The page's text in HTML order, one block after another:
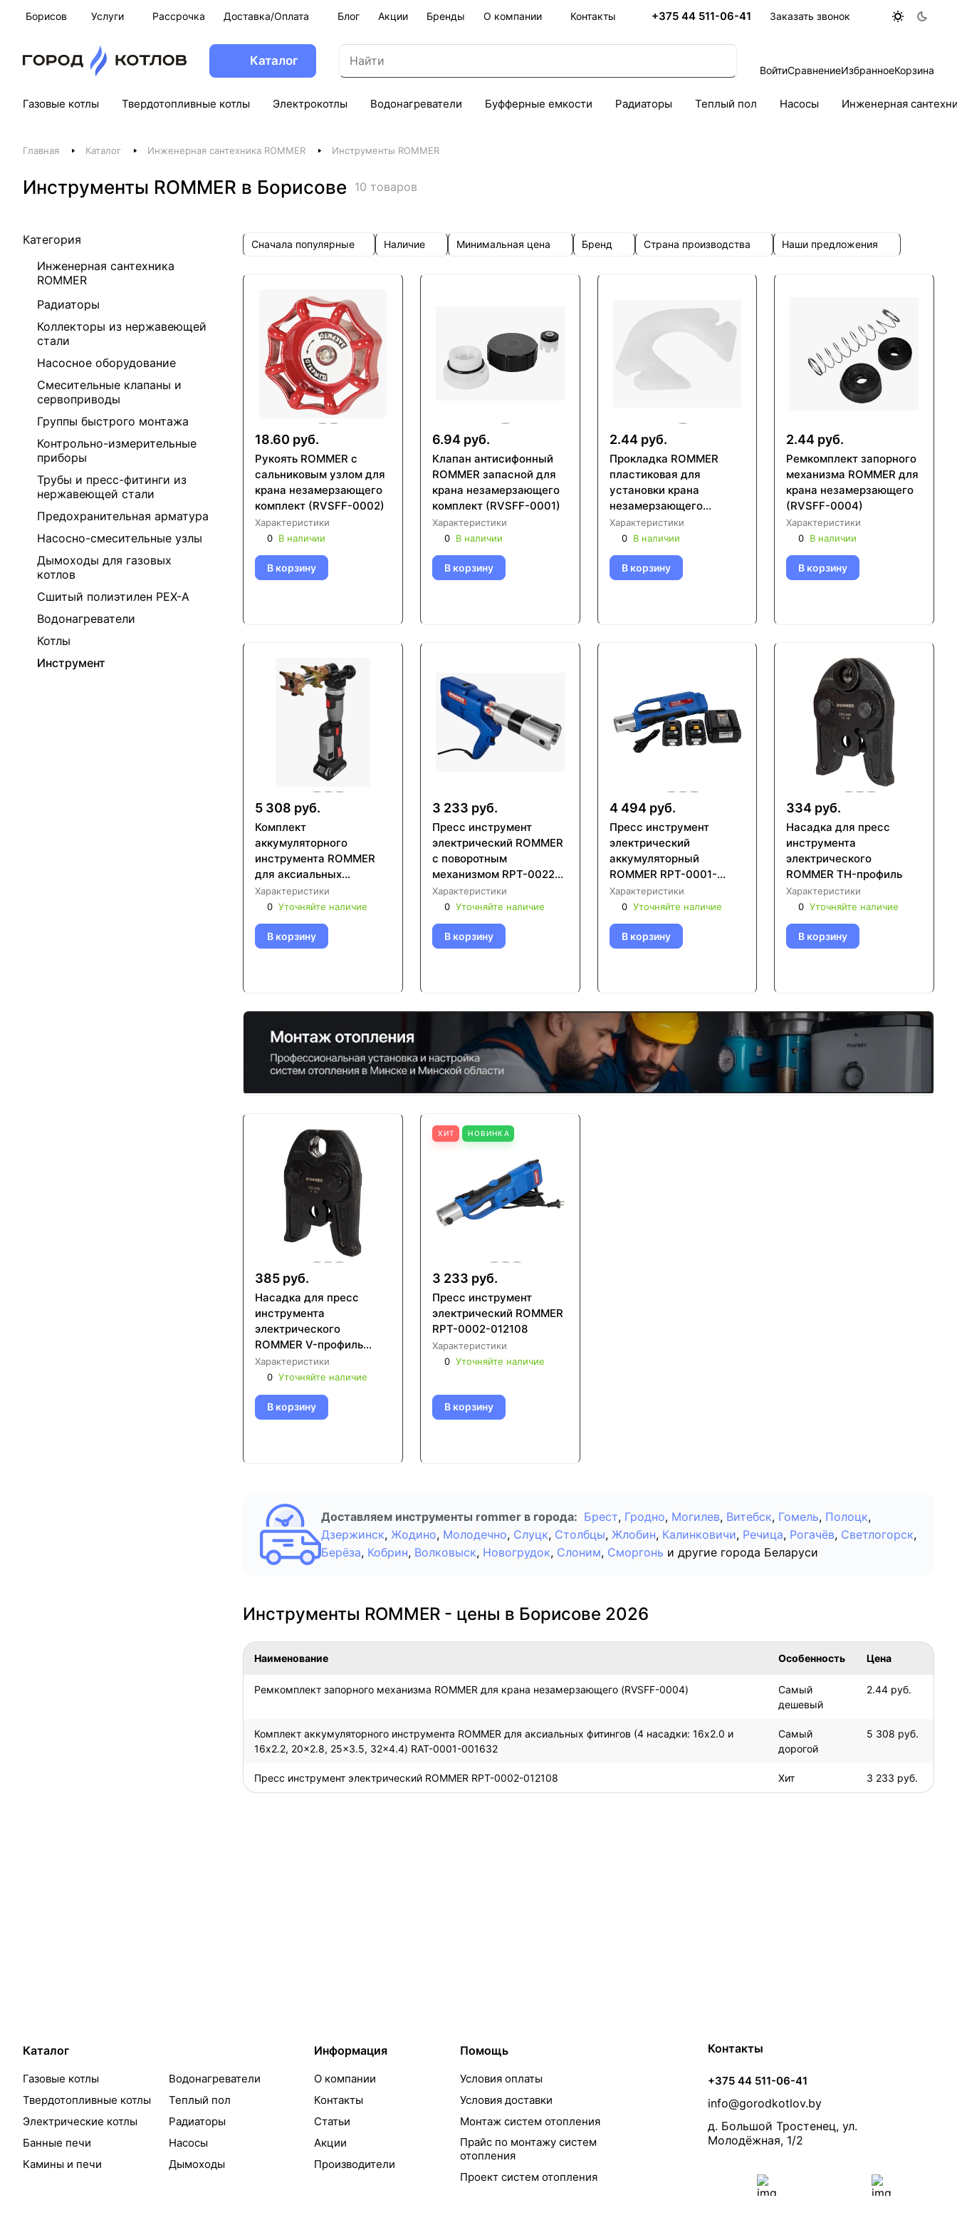
Борисов Услуги Рассрочка Доставка/Оплата Блог Акции Бренды О компании Контакты +375 44 511-06-41 Заказать звонок
Каталог
ВойтиСравнениеИзбранноеКорзина
Газовые котлы Твердотопливные котлы Электрокотлы Водонагреватели Буфферные емкости Радиаторы Теплый пол Насосы Инженерная
Главная Каталог Инженерная сантехника ROMMER Инструменты ROMMER
Инструменты ROMMER в Борисове 10 товаров
Категория
Инженерная сантехника
ROMMER
Радиаторы
Коллекторы из нержавеющей
стали
Насосное оборудование
Смесительные клапаны и
сервоприводы
Группы быстрого монтажа
Контрольно-измерительные
приборы
Трубы и пресс-фитинги из
нержавеющей стали
Предохранительная арматура
Насосно-смесительные узлы
Дымоходы для газовых
котлов
Сшитый полиэтилен PEX-A
Водонагреватели
Котлы
Инструмент
Сначала популярные Наличие Минимальная цена Бренд Страна производства Наши предложения
18.60 руб.
Рукоять ROMMER с
сальниковым узлом для
крана незамерзающего
комплект (RVSFF-0002)
Характеристики
0 В наличии
В корзину
6.94 руб.
Клапан антисифонный
ROMMER запасной для
крана незамерзающего
комплект (RVSFF-0001)
Характеристики
0 В наличии
В корзину
2.44 руб.
Прокладка ROMMER
пластиковая для
установки крана
незамерзающего
(RVSFF-0003)
Характеристики
0 В наличии
В корзину
2.44 руб.
Ремкомплект запорного
механизма ROMMER для
крана незамерзающего
(RVSFF-0004)
Характеристики
0 В наличии
В корзину
5 308 руб.
Комплект
аккумуляторного
инструмента ROMMER
для аксиальных
фитингов (4 насадки:
16x2.0 и 16x2.2, 20x2.8,
25x3.5, 32x4.4) RAT-
0001-001632
Характеристики
0 Уточняйте наличие
В корзину
3 233 руб.
Пресс инструмент
электрический ROMMER
с поворотным
механизмом RPT-0022-
012108
Характеристики
0 Уточняйте наличие
В корзину
4 494 руб.
Пресс инструмент
электрический
аккумуляторный
ROMMER RPT-0001-
012108
Характеристики
0 Уточняйте наличие
В корзину
334 руб.
Насадка для пресс
инструмента
электрического
ROMMER TH-профиль
Характеристики
0 Уточняйте наличие
В корзину
385 руб.
Насадка для пресс
инструмента
электрического
ROMMER V-профиль
(RPT-0003)
Характеристики
0 Уточняйте наличие
В корзину
ХИТ НОВИНКА
3 233 руб.
Пресс инструмент
электрический ROMMER
RPT-0002-012108
Характеристики
0 Уточняйте наличие
В корзину
Доставляем инструменты rommer в города: Брест, Гродно, Могилев, Витебск, Гомель, Полоцк,
Дзержинск, Жодино, Молодечно, Слуцк, Столбцы, Жлобин, Калинковичи, Речица, Рогачёв, Светлогорск,
Берёза, Кобрин, Волковыск, Новогрудок, Слоним, Сморгонь и другие города Беларуси
Инструменты ROMMER - цены в Борисове 2026
Наименование Особенность Цена
Ремкомплект запорного механизма ROMMER для крана незамерзающего (RVSFF-0004)
Самый
дешевый
2.44 руб.
Комплект аккумуляторного инструмента ROMMER для аксиальных фитингов (4 насадки: 16x2.0 и
16x2.2, 20x2.8, 25x3.5, 32x4.4) RAT-0001-001632
Самый
дорогой
5 308 руб.
Пресс инструмент электрический ROMMER RPT-0002-012108 Хит 3 233 руб.
Каталог
Газовые котлы
Твердотопливные котлы
Электрические котлы
Банные печи
Камины и печи
Водонагреватели
Теплый пол
Радиаторы
Насосы
Дымоходы
Информация
О компании
Контакты
Статьи
Акции
Производители
Помощь
Условия оплаты
Условия доставки
Монтаж систем отопления
Прайс по монтажу систем
отопления
Проект систем отопления
Контакты
+375 44 511-06-41
info@gorodkotlov.by
д. Большой Тростенец, ул.
Молодёжная, 1/2